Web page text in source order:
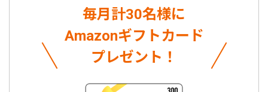
毎月計30名様に
Amazonギフトカード
プレゼント！